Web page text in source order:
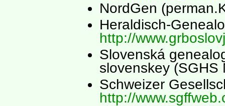
NordGen
Heraldisch-
http://
Slovenská
slovenskey (SGHS
Schweizer
http://